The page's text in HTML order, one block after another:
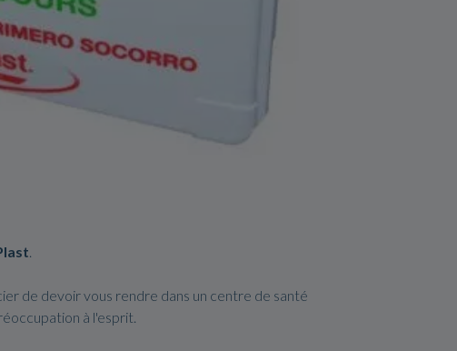
.
de devoir vous rendre dans un centre de santé
à l'esprit.